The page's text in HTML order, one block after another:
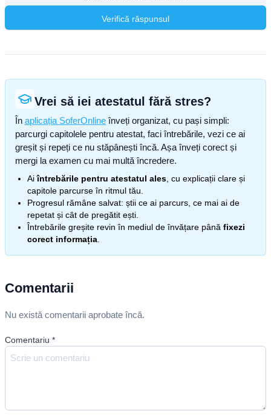
Verifică răspunsul
Vrei să iei atestatul fără stres?
În aplicația SoferOnline înveți organizat, cu pași simpli:
parcurgi capitolele pentru atestat, faci întrebările, vezi ce ai
greșit și repeți ce nu stăpânești încă. Așa înveți corect și
mergi la examen cu mai multă încredere.
Aiîntrebările pentru atestatul ales , cu explicații clare și
capitole parcurse în ritmul tău.
Progresul rămâne salvat: știi ce ai parcurs, ce mai ai de
repetat și cât de pregătit ești.
Întrebările greșite revin în mediul de învățare până fixezi
corect informația
Comentarii
Nu există comentarii aprobate încă.
Comentariu *